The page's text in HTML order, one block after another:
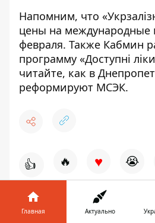
Напомним, что
цены на международные
февраля. Также Кабмин
программу «Доступні
читайте, как в
реформируют МСЭК.
👍 🔥 ♥ 😭
ЛЕЧЕНИЕ МЕДИЦИНА
Главная Актуально